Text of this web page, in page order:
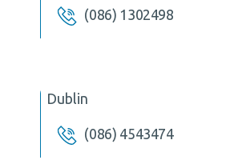
(086) 1302498
Dublin
(086) 4543474